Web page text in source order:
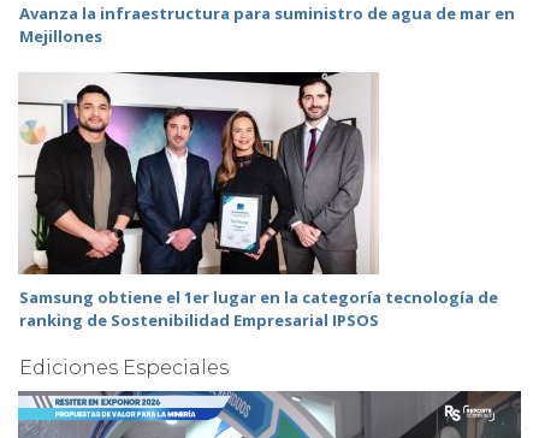
Avanza la infraestructura para suministro de agua de mar en
Mejillones
Samsung obtiene el 1er lugar en la categoría tecnología de
ranking de Sostenibilidad Empresarial IPSOS
Ediciones Especiales